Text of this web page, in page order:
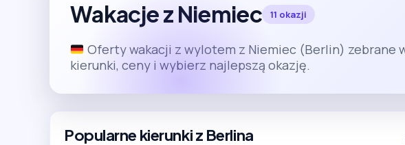
Wakacje z Niemiec 11 okazji
Oferty wakacji z wylotem z Niemiec (Berlin) zebrane
kierunki, ceny i wybierz najlepszą okazję.
Popularne kierunki z Berlina